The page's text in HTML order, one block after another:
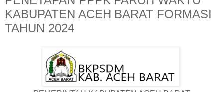
KABUPATEN ACEH BARAT FORMASI
TAHUN 2024